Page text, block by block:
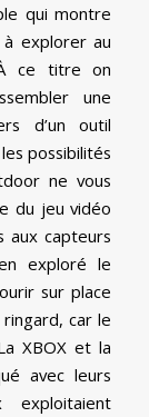
qui montre
explorer au
ce titre on
une
d’un outil
possibilités
ne vous
du jeu vidéo
aux capteurs
exploré le
sur place
car le
XBOX et la
avec leurs